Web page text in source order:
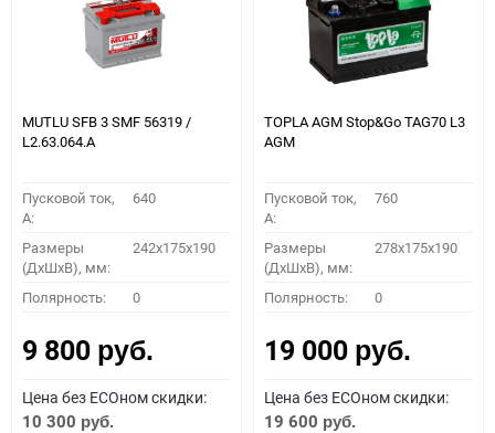
MUTLU SFB 3 SMF 56319 /
L2.63.064.А
Пусковой ток,
A:
640
Размеры
(ДхШхВ), мм:
242x175x190
Полярность: 0
9 800 руб.
Цена без ECOном скидки:
10 300 руб.
TOPLA AGM Stop&Go TAG70 L3
AGM
Пусковой ток,
A:
760
Размеры
(ДхШхВ), мм:
278x175x190
Полярность: 0
19 000 руб.
Цена без ECOном скидки:
19 600 руб.